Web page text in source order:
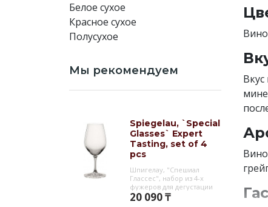
Белое сухое
Красное сухое
Полусухое
Мы рекомендуем
Spiegelau, `Special
Glasses` Expert
Tasting, set of 4
pcs
Шпигелау, "Спешиал
Глассес", набор из 4-х
фужеров для дегустации
20 090 ₸